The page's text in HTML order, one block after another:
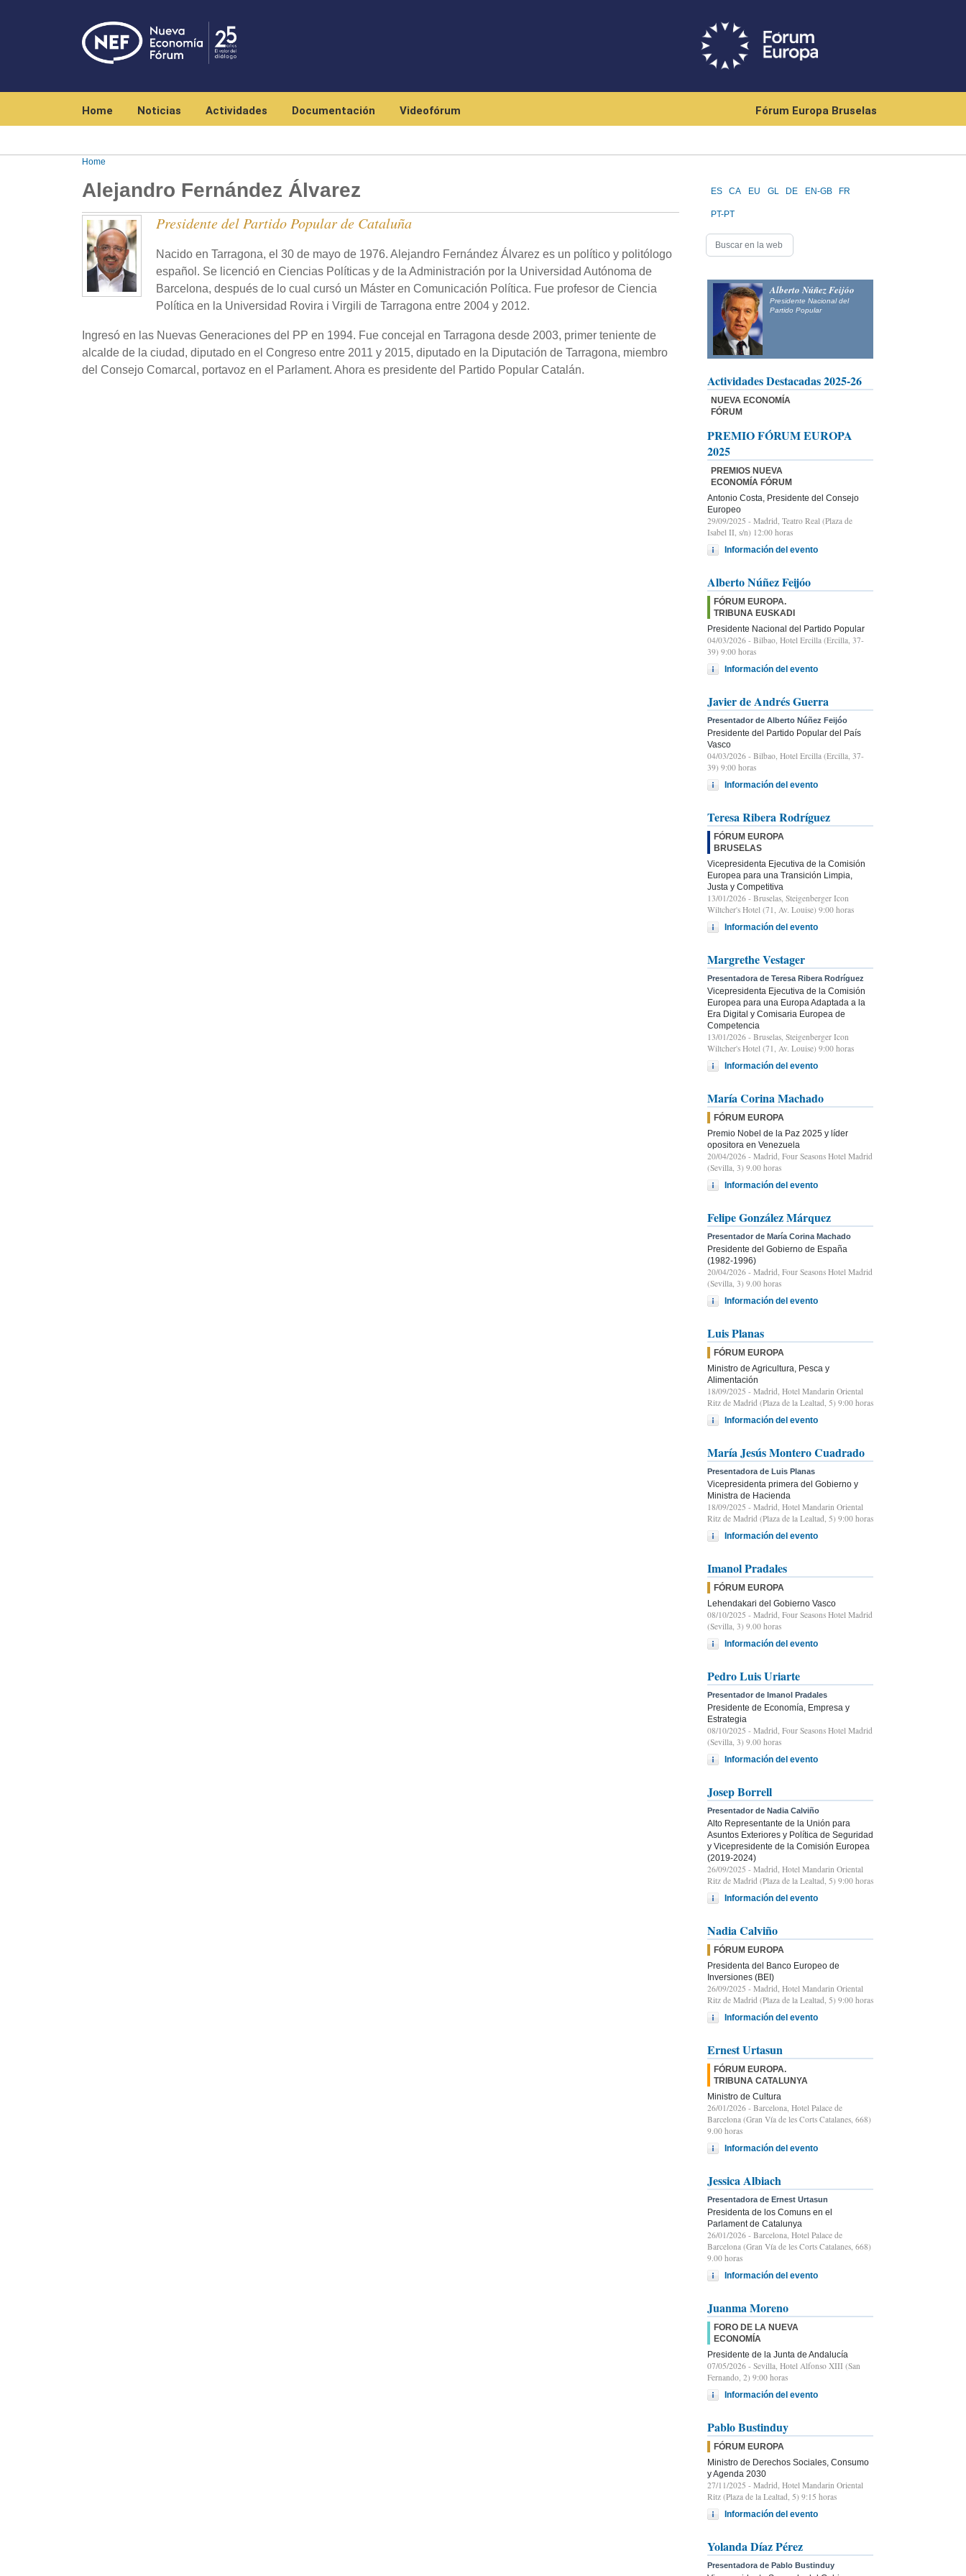
Home Noticias Actividades Documentación Videofórum Fórum Europa Bruselas
Home
Alejandro Fernández Álvarez
Presidente del Partido Popular de Cataluña
Nacido en Tarragona, el 30 de mayo de 1976. Alejandro Fernández Álvarez es un político y politólogo
español. Se licenció en Ciencias Políticas y de la Administración por la Universidad Autónoma de
Barcelona, después de lo cual cursó un Máster en Comunicación Política. Fue profesor de Ciencia
Política en la Universidad Rovira i Virgili de Tarragona entre 2004 y 2012.
Ingresó en las Nuevas Generaciones del PP en 1994. Fue concejal en Tarragona desde 2003, primer teniente de
alcalde de la ciudad, diputado en el Congreso entre 2011 y 2015, diputado en la Diputación de Tarragona, miembro
del Consejo Comarcal, portavoz en el Parlament. Ahora es presidente del Partido Popular Catalán.
ES CA EU GL DE EN-GB FR
PT-PT
Alberto Núñez Feijóo
Presidente Nacional del
Partido Popular
Actividades Destacadas 2025-26
NUEVA ECONOMÍA
FÓRUM
PREMIO FÓRUM EUROPA
2025
PREMIOS NUEVA
ECONOMÍA FÓRUM
Antonio Costa, Presidente del Consejo
Europeo
29/09/2025 - Madrid, Teatro Real (Plaza de
Isabel II, s/n) 12:00 horas
Información del evento
Alberto Núñez Feijóo
FÓRUM EUROPA.
TRIBUNA EUSKADI
Presidente Nacional del Partido Popular
04/03/2026 - Bilbao, Hotel Ercilla (Ercilla, 37-
39) 9:00 horas
Información del evento
Javier de Andrés Guerra
Presentador de Alberto Núñez Feijóo
Presidente del Partido Popular del País
Vasco
04/03/2026 - Bilbao, Hotel Ercilla (Ercilla, 37-
39) 9:00 horas
Información del evento
Teresa Ribera Rodríguez
FÓRUM EUROPA
BRUSELAS
Vicepresidenta Ejecutiva de la Comisión
Europea para una Transición Limpia,
Justa y Competitiva
13/01/2026 - Bruselas, Steigenberger Icon
Wiltcher's Hotel (71, Av. Louise) 9:00 horas
Información del evento
Margrethe Vestager
Presentadora de Teresa Ribera Rodríguez
Vicepresidenta Ejecutiva de la Comisión
Europea para una Europa Adaptada a la
Era Digital y Comisaria Europea de
Competencia
13/01/2026 - Bruselas, Steigenberger Icon
Wiltcher's Hotel (71, Av. Louise) 9:00 horas
Información del evento
María Corina Machado
FÓRUM EUROPA
Premio Nobel de la Paz 2025 y líder
opositora en Venezuela
20/04/2026 - Madrid, Four Seasons Hotel Madrid
(Sevilla, 3) 9.00 horas
Información del evento
Felipe González Márquez
Presentador de María Corina Machado
Presidente del Gobierno de España
(1982-1996)
20/04/2026 - Madrid, Four Seasons Hotel Madrid
(Sevilla, 3) 9.00 horas
Información del evento
Luis Planas
FÓRUM EUROPA
Ministro de Agricultura, Pesca y
Alimentación
18/09/2025 - Madrid, Hotel Mandarin Oriental
Ritz de Madrid (Plaza de la Lealtad, 5) 9:00 horas
Información del evento
María Jesús Montero Cuadrado
Presentadora de Luis Planas
Vicepresidenta primera del Gobierno y
Ministra de Hacienda
18/09/2025 - Madrid, Hotel Mandarin Oriental
Ritz de Madrid (Plaza de la Lealtad, 5) 9:00 horas
Información del evento
Imanol Pradales
FÓRUM EUROPA
Lehendakari del Gobierno Vasco
08/10/2025 - Madrid, Four Seasons Hotel Madrid
(Sevilla, 3) 9.00 horas
Información del evento
Pedro Luis Uriarte
Presentador de Imanol Pradales
Presidente de Economía, Empresa y
Estrategia
08/10/2025 - Madrid, Four Seasons Hotel Madrid
(Sevilla, 3) 9.00 horas
Información del evento
Josep Borrell
Presentador de Nadia Calviño
Alto Representante de la Unión para
Asuntos Exteriores y Política de Seguridad
y Vicepresidente de la Comisión Europea
(2019-2024)
26/09/2025 - Madrid, Hotel Mandarin Oriental
Ritz de Madrid (Plaza de la Lealtad, 5) 9:00 horas
Información del evento
Nadia Calviño
FÓRUM EUROPA
Presidenta del Banco Europeo de
Inversiones (BEI)
26/09/2025 - Madrid, Hotel Mandarin Oriental
Ritz de Madrid (Plaza de la Lealtad, 5) 9:00 horas
Información del evento
Ernest Urtasun
FÓRUM EUROPA.
TRIBUNA CATALUNYA
Ministro de Cultura
26/01/2026 - Barcelona, Hotel Palace de
Barcelona (Gran Vía de les Corts Catalanes, 668)
9.00 horas
Información del evento
Jessica Albiach
Presentadora de Ernest Urtasun
Presidenta de los Comuns en el
Parlament de Catalunya
26/01/2026 - Barcelona, Hotel Palace de
Barcelona (Gran Vía de les Corts Catalanes, 668)
9.00 horas
Información del evento
Juanma Moreno
FORO DE LA NUEVA
ECONOMÍA
Presidente de la Junta de Andalucía
07/05/2026 - Sevilla, Hotel Alfonso XIII (San
Fernando, 2) 9:00 horas
Información del evento
Pablo Bustinduy
FÓRUM EUROPA
Ministro de Derechos Sociales, Consumo
y Agenda 2030
27/11/2025 - Madrid, Hotel Mandarin Oriental
Ritz (Plaza de la Lealtad, 5) 9:15 horas
Información del evento
Yolanda Díaz Pérez
Presentadora de Pablo Bustinduy